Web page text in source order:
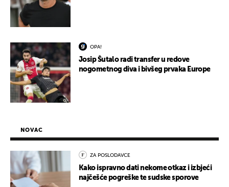
OPA!
Josip Šutalo radi transfer u redove
nogometnog diva i bivšeg prvaka Europe
NOVAC
ZA POSLODAVCE
Kako ispravno dati nekome otkaz i izbjeći
najčešće pogreške te sudske sporove